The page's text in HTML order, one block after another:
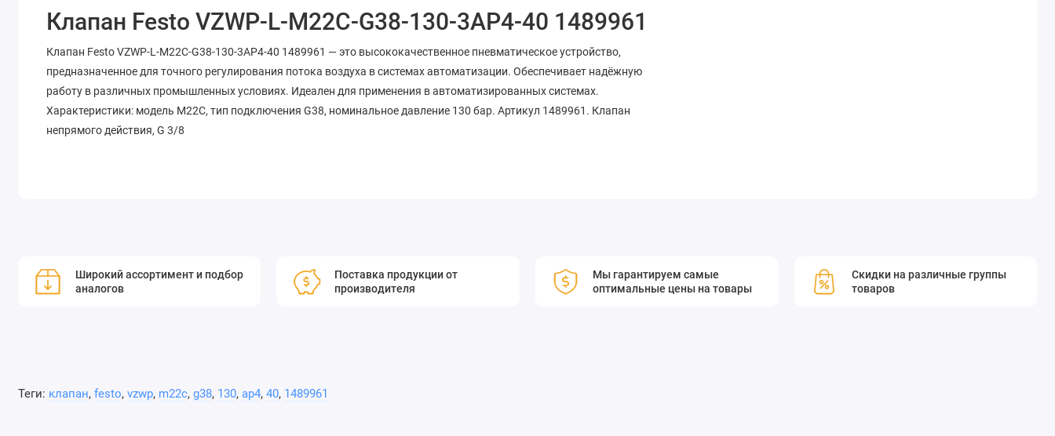
Клапан Festo VZWP-L-M22C-G38-130-3AP4-40 1489961
Клапан Festo VZWP-L-M22C-G38-130-3AP4-40 1489961 — это высококачественное пневматическое устройство,
предназначенное для точного регулирования потока воздуха в системах автоматизации. Обеспечивает надёжную
работу в различных промышленных условиях. Идеален для применения в автоматизированных системах.
Характеристики: модель M22C, тип подключения G38, номинальное давление 130 бар. Артикул 1489961. Клапан
непрямого действия, G 3/8
Широкий ассортимент и подбор
аналогов
Поставка продукции от
производителя
Мы гарантируем самые
оптимальные цены на товары
Скидки на различные группы
товаров
Теги: клапан, festo, vzwp, m22c, g38, 130, ap4, 40, 1489961